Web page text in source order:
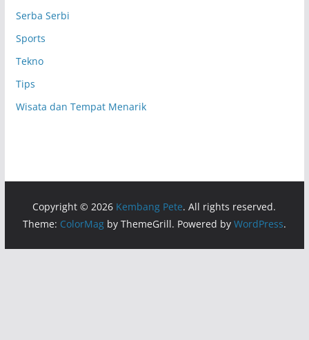
Serba Serbi
Sports
Tekno
Tips
Wisata dan Tempat Menarik
Copyright © 2026 Kembang Pete. All rights reserved.
Theme: ColorMagby ThemeGrill. Powered by WordPress.